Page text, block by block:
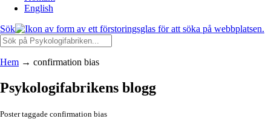
English
Sök
Hem → confirmation bias
Psykologifabrikens blogg
Poster taggade confirmation bias